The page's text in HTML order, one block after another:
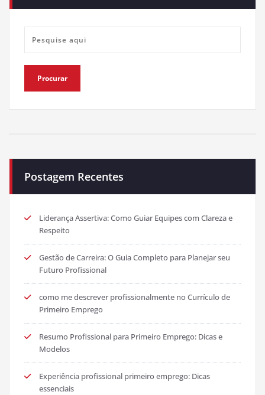
Postagem Recentes
Liderança Assertiva: Como Guiar Equipes com Clareza e
Respeito
Gestão de Carreira: O Guia Completo para Planejar seu
Futuro Profissional
como me descrever profissionalmente no Currículo de
Primeiro Emprego
Resumo Profissional para Primeiro Emprego: Dicas e
Modelos
Experiência profissional primeiro emprego: Dicas
essenciais